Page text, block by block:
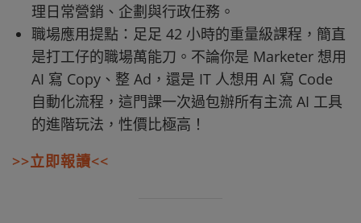
理日常營銷、企劃與行政任務。
職場應用提點：足足 42 小時的重量級課程，簡直
是打工仔的職場萬能刀。不論你是 Marketer 想用
AI 寫 Copy、整 Ad，還是 IT 人想用 AI 寫 Code
自動化流程，這門課一次過包辦所有主流 AI 工具
的進階玩法，性價比極高！
>>立即報讀<<